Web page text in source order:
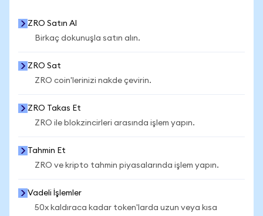
ZRO Satın Al
Birkaç dokunuşla satın alın.
ZRO Sat
ZRO coin'lerinizi nakde çevirin.
ZRO Takas Et
ZRO ile blokzincirleri arasında işlem yapın.
Tahmin Et
ZRO ve kripto tahmin piyasalarında işlem yapın.
Vadeli İşlemler
50x kaldıraca kadar token'larda uzun veya kısa